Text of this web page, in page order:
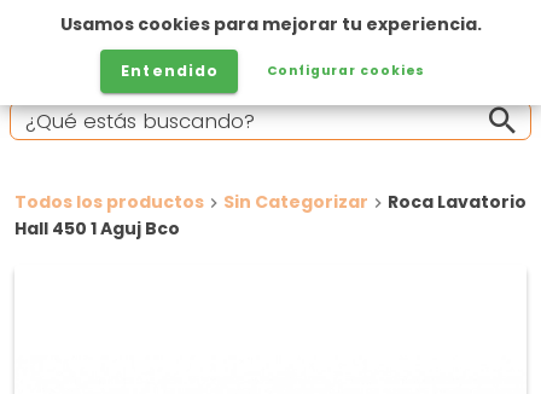
Todos los productos Sin Categorizar
Roca Lavatorio
Hall 450 1 Aguj Bco
Usamos cookies para mejorar tu experiencia.
Entendido Configurar cookies